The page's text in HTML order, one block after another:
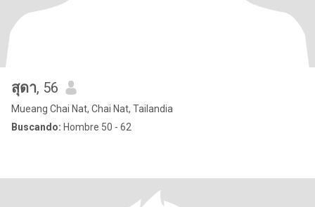
สุดา, 56
Mueang Chai Nat, Chai Nat, Tailandia
Buscando: Hombre 50 - 62